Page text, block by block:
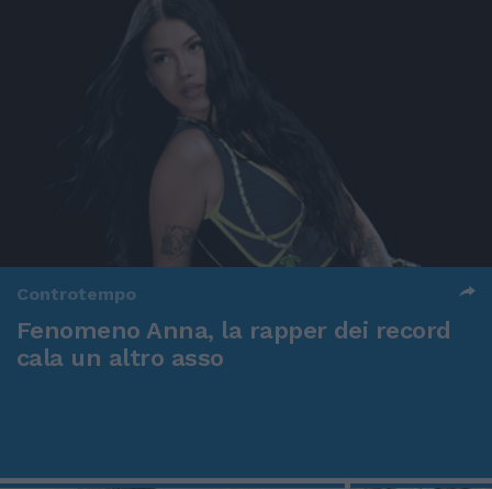
Controtempo
Fenomeno Anna, la rapper dei record
cala un altro asso